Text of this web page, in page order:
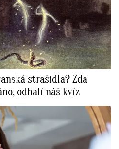
strašidla? Zda
odhalí náš kvíz